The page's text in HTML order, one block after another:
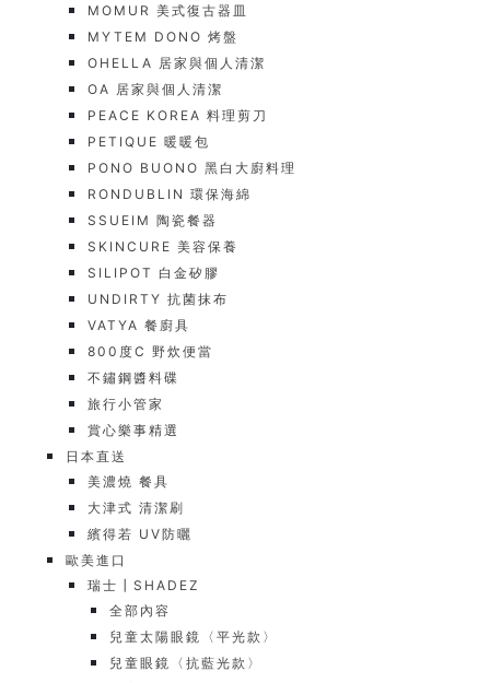
MOMUR 美式復古器皿
MYTEM DONO 烤盤
OHELLA 居家與個人清潔
OA 居家與個人清潔
PEACE KOREA 料理剪刀
PETIQUE 暖暖包
PONO BUONO 黑白大廚料理
RONDUBLIN 環保海綿
SSUEIM 陶瓷餐器
SKINCURE 美容保養
SILIPOT 白金矽膠
UNDIRTY 抗菌抹布
VATYA 餐廚具
800度C 野炊便當
不鏽鋼醬料碟
旅行小管家
賞心樂事精選
日本直送
美濃燒 餐具
大津式 清潔刷
繽得若 UV防曬
歐美進口
瑞士┃SHADEZ
全部內容
兒童太陽眼鏡〈平光款〉
兒童眼鏡〈抗藍光款〉